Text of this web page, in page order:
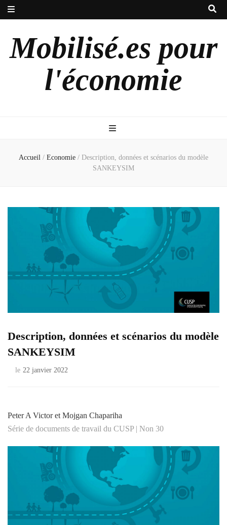
Mobilisé.es pour
l'économie
Accueil / Economie / Description, données et scénarios du modèle
SANKEYSIM
Description, données et scénarios du modèle
SANKEYSIM
le 22 janvier 2022
Peter A Victor et Mojgan Chapariha
Série de documents de travail du CUSP | Non 30